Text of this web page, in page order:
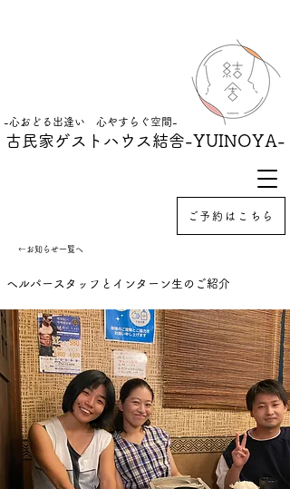
-心おどる出逢い 心やすらぐ空間-
古民家ゲストハウス結舎-YUINOYA-
ご予約はこちら
←お知らせ一覧へ
ヘルパースタッフとインターン生のご紹介